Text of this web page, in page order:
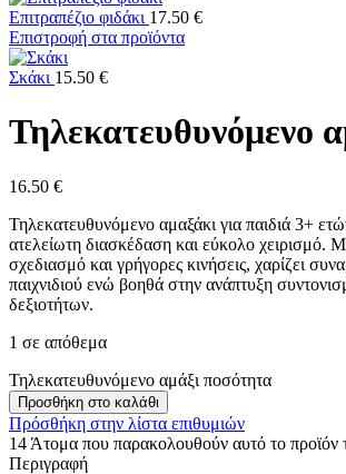
Επιτραπέζιο φιδάκι 17.50 €
Επιστροφή στα προϊόντα
Σκάκι 15.50 €
Τηλεκατευθυνόμενο
16.50 €
Τηλεκατευθυνόμενο αμαξάκι για παιδιά 3+
ατελείωτη διασκέδαση και εύκολο χειρισμό.
σχεδιασμό και γρήγορες κινήσεις, χαρίζει
παιχνιδιού ενώ βοηθά στην ανάπτυξη
δεξιοτήτων.
1 σε απόθεμα
Τηλεκατευθυνόμενο αμάξι ποσότητα
Προσθήκη στο καλάθι
Πρόσθήκη στην λίστα επιθυμιών
14 Άτομα που παρακολουθούν αυτό το προϊόν
Περιγραφή